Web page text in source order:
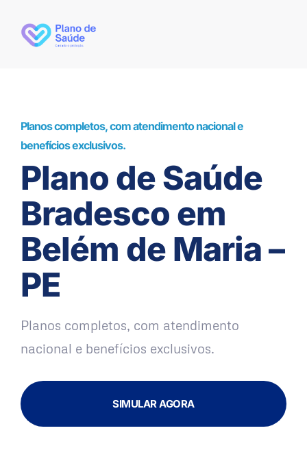
Planos completos, com atendimento nacional e
benefícios exclusivos.
Plano de Saúde
Bradesco em
Belém de Maria –
PE
Planos completos, com atendimento
nacional e benefícios exclusivos.
SIMULAR AGORA